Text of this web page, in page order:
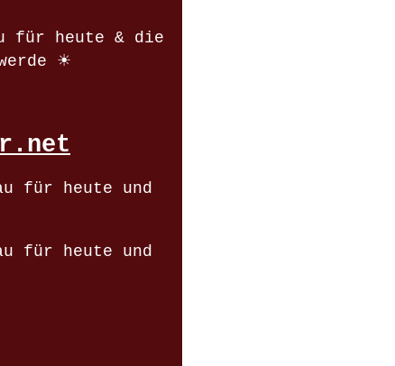
für heute & die
☀
für heute und
für heute und